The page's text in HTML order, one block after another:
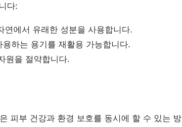
다:
연에서 유래한 성분을 사용합니다.
하는 용기를 재활용 가능합니다.
원을 절약합니다.
피부 건강과 환경 보호를 동시에 할 수 있는